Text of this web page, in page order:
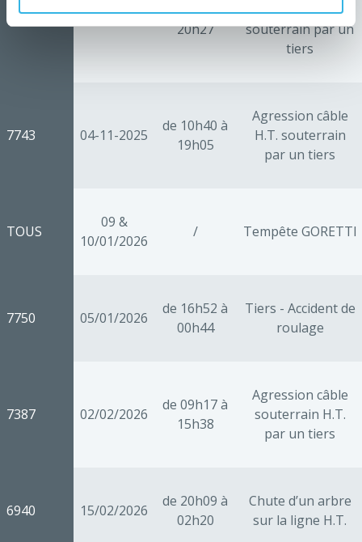
7000 24/11/2025
de 14h19 à
20h27
câble B.T.
souterrain par un
tiers
7743 04-11-2025
de 10h40 à
19h05
Agression câble
H.T. souterrain
par un tiers
TOUS
09 &
10/01/2026
/ Tempête GORETTI
7750 05/01/2026
de 16h52 à
00h44
Tiers - Accident de
roulage
7387 02/02/2026
de 09h17 à
15h38
Agression câble
souterrain H.T.
par un tiers
6940 15/02/2026
de 20h09 à
02h20
Chute d’un arbre
sur la ligne H.T.